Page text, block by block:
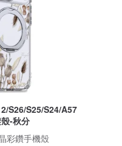
S26/S25/S24/A57
-秋分
彩鑽手機殼